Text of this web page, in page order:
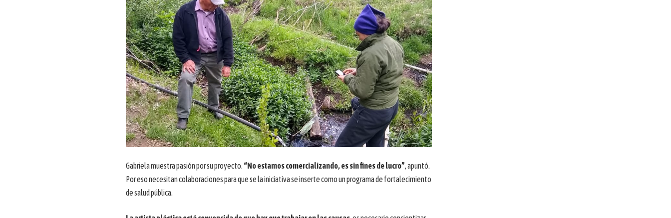
Gabriela muestra pasión por su proyecto. “No estamos comercializando, es sin fines de lucro”, apuntó.
Por eso necesitan colaboraciones para que se la iniciativa se inserte como un programa de fortalecimiento
de salud pública.